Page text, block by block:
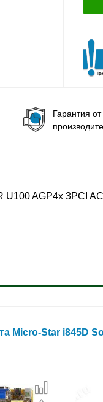
Гарантия от
U100 AGP4x 3PCI
Star i845D